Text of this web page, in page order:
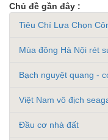
Chủ đề gần đây :
Tiêu Chí Lựa Chọn
Mùa đông Hà Nội rét
Bạch nguyệt quang -
Việt Nam vô địch
Đầu cơ nhà đất